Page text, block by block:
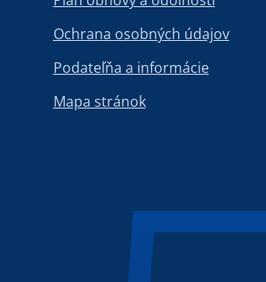
Ochrana osobných údajov
Podateľňa a informácie
Mapa stránok